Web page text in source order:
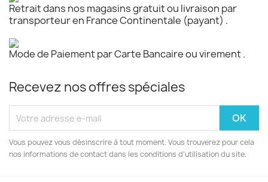
Retrait dans nos magasins gratuit ou livraison par
transporteur en France Continentale (payant) .
Mode de Paiement par Carte Bancaire ou virement .
Recevez nos offres spéciales
Vous pouvez vous désinscrire à tout moment. Vous trouverez pour cela
nos informations de contact dans les conditions d'utilisation du site.